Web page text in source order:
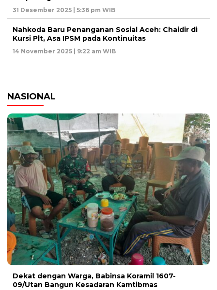
31 Desember 2025 | 5:36 pm WIB
Nahkoda Baru Penanganan Sosial Aceh: Chaidir di
Kursi Plt, Asa IPSM pada Kontinuitas
14 November 2025 | 9:22 am WIB
NASIONAL
‎Dekat dengan Warga, Babinsa Koramil 1607-
09/Utan Bangun Kesadaran Kamtibmas